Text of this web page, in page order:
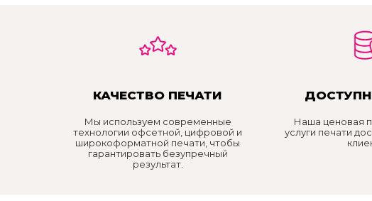
КАЧЕСТВО ПЕЧАТИ
Мы используем современные
технологии офсетной, цифровой и
широкоформатной печати, чтобы
гарантировать безупречный
результат.
Наша ценовая
услуги печати